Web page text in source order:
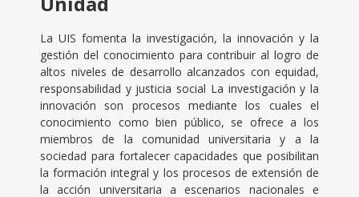
La UIS fomenta la investigación, la innovación y la
gestión del conocimiento para contribuir al logro de
altos niveles de desarrollo alcanzados con equidad,
responsabilidad y justicia social La investigación y la
innovación son procesos mediante los cuales el
conocimiento como bien público, se ofrece a los
miembros de la comunidad universitaria y a la
sociedad para fortalecer capacidades que posibilitan
la formación integral y los procesos de extensión de
la acción universitaria a escenarios nacionales e